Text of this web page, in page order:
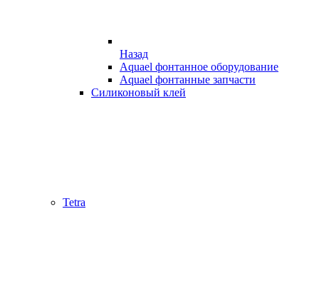
Назад
Aquael фонтанное оборудование
Aquael фонтанные запчасти
Силиконовый клей
Tetra